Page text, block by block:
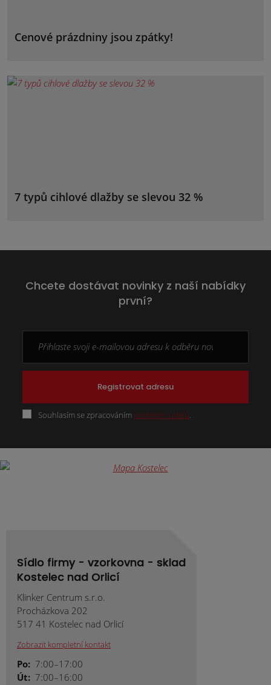
Cenové prázdniny jsou zpátky!
7 typů cihlové dlažby se slevou 32 %
Chcete dostávat novinky z naší nabídky
první?
Registrovat adresu
Souhlasím se zpracováním osobních údajů
Sídlo firmy - vzorkovna - sklad
Kostelec nad Orlicí
Klinker Centrum s.r.o.
Procházkova 202
517 41 Kostelec nad Orlicí
Zobrazit kompletní kontakt
Po: 7:00–17:00
Út: 7:00–16:00